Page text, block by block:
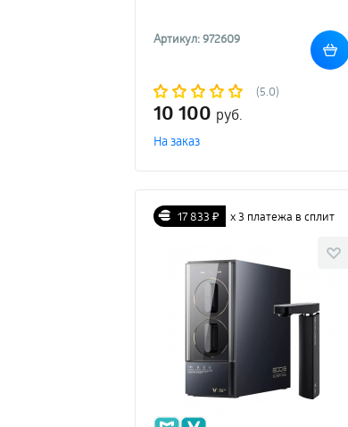
Артикул: 972609
(5.0)
10 100 руб.
На заказ
17 833 ₽ х 3 платежа в сплит